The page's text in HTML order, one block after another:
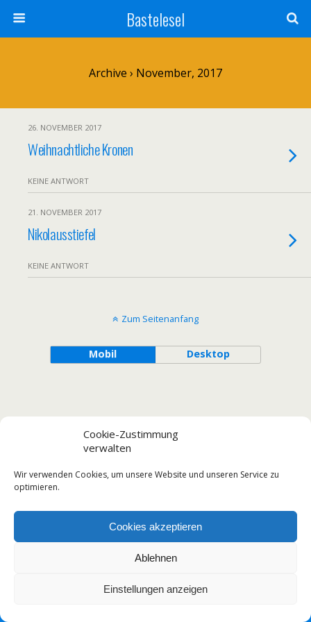
Cookie-Zustimmung
verwalten
Wir verwenden Cookies, um unsere Website und unseren Service zu
optimieren.
Cookies akzeptieren
Ablehnen
Einstellungen anzeigen
Bastelesel
Archive › November, 2017
26. NOVEMBER 2017
Weihnachtliche Kronen
KEINE ANTWORT
21. NOVEMBER 2017
Nikolausstiefel
KEINE ANTWORT
Zum Seitenanfang
Mobil Desktop